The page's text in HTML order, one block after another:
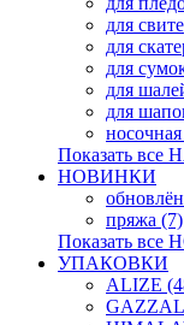
для
для
для
для
для
Показать
НОВИНКИ
пряжа (7)
Показать
УПАКОВКИ
ALIZE